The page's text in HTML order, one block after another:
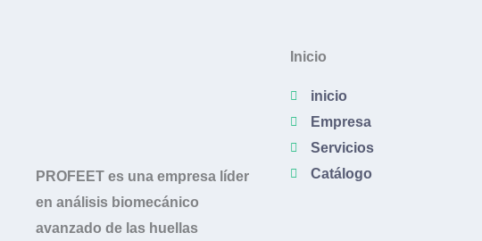
PROFEET es una empresa líder
en análisis biomecánico
avanzado de las huellas
Inicio
inicio
Empresa
Servicios
Catálogo